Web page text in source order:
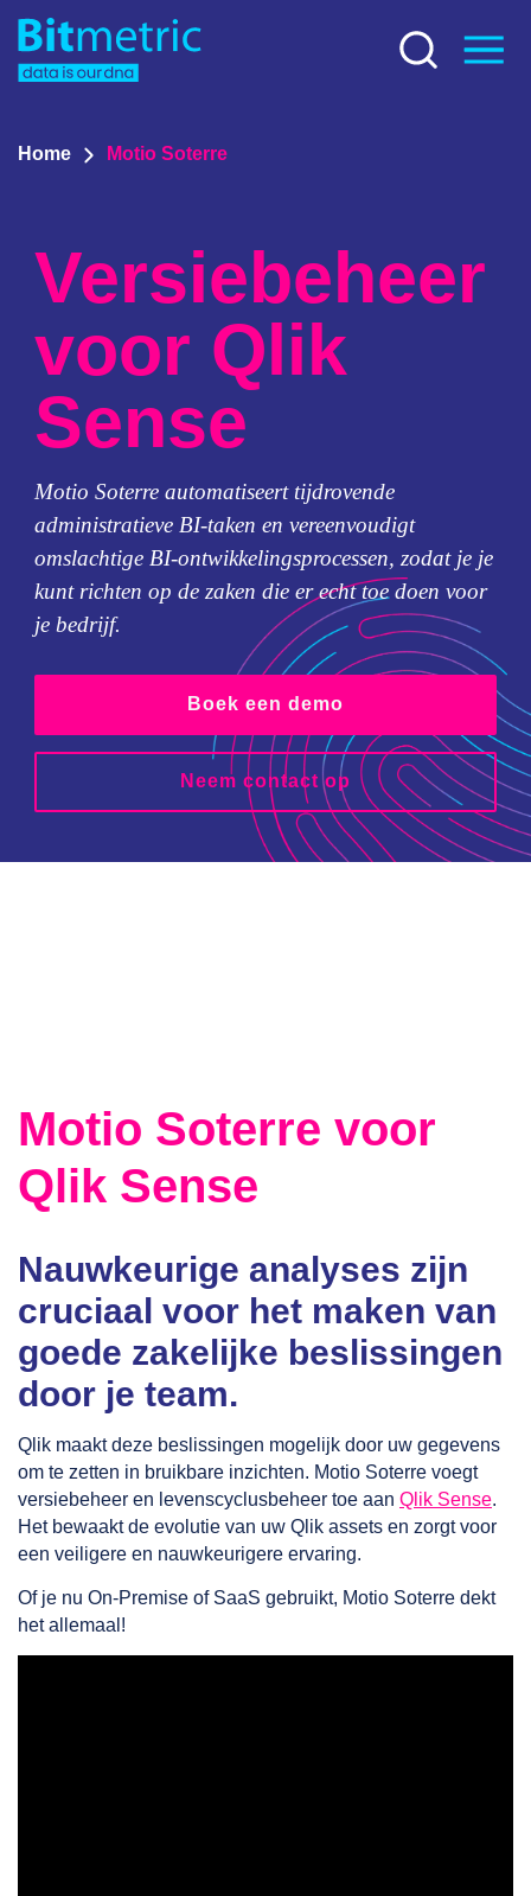
Home Motio Soterre
Versiebeheer
voor Qlik
Sense
Motio Soterre automatiseert tijdrovende
administratieve BI-taken en vereenvoudigt
omslachtige BI-ontwikkelingsprocessen, zodat je je
kunt richten op de zaken die er echt toe doen voor
je bedrijf.
Boek een demo
Neem contact op
Motio Soterre voor
Qlik Sense
Nauwkeurige analyses zijn
cruciaal voor het maken van
goede zakelijke beslissingen
door je team.
Qlik maakt deze beslissingen mogelijk door uw gegevens
om te zetten in bruikbare inzichten. Motio Soterre voegt
versiebeheer en levenscyclusbeheer toe aan Qlik Sense.
Het bewaakt de evolutie van uw Qlik assets en zorgt voor
een veiligere en nauwkeurigere ervaring.
Of je nu On-Premise of SaaS gebruikt, Motio Soterre dekt
het allemaal!